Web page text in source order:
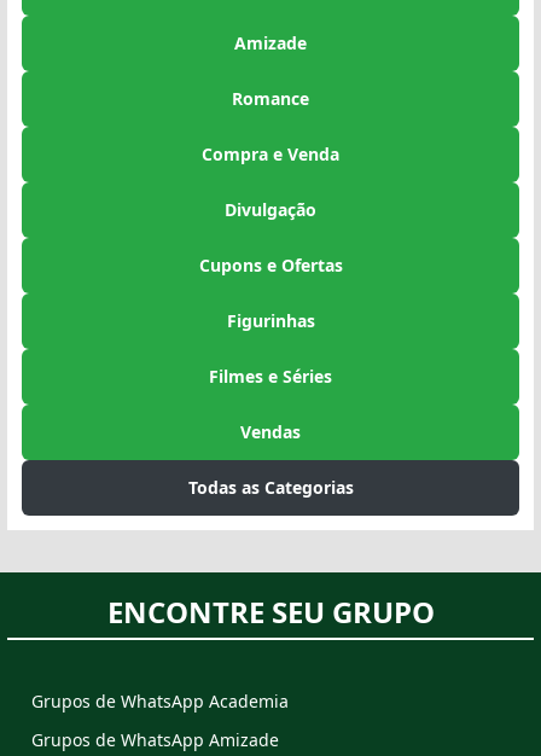
Amizade
Romance
Compra e Venda
Divulgação
Cupons e Ofertas
Figurinhas
Filmes e Séries
Vendas
Todas as Categorias
ENCONTRE SEU GRUPO
Grupos de WhatsApp Academia
Grupos de WhatsApp Amizade